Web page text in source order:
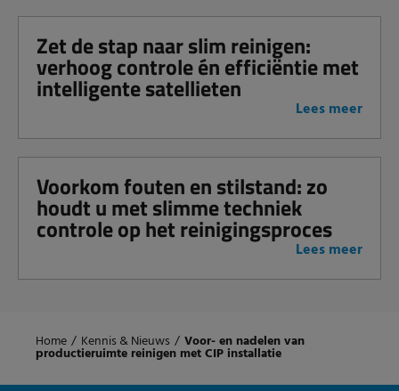
Zet de stap naar slim reinigen:
verhoog controle én efficiëntie met
intelligente satellieten
Lees meer
Voorkom fouten en stilstand: zo
houdt u met slimme techniek
controle op het reinigingsproces
Lees meer
Home / Kennis & Nieuws / Voor- en nadelen van
productieruimte reinigen met CIP installatie